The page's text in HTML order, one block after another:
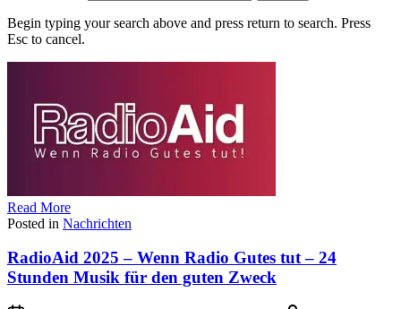
Begin typing your search above and press return to search. Press
Esc to cancel.
Read More
Posted in Nachrichten
RadioAid 2025 – Wenn Radio Gutes tut – 24
Stunden Musik für den guten Zweck